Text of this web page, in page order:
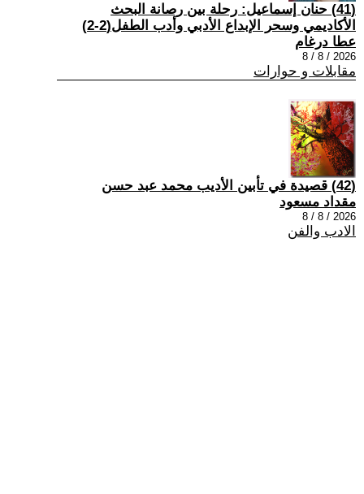
(41) حنان إسماعيل: رحلة بين رصانة البحث
الأكاديمي وسحر الإبداع الأدبي وأدب الطفل(2-2)
عطا درغام
2026 / 8 / 8
مقابلات و حوارات
(42) قصيدة في تأبين الأديب محمد عبد حسن
مقداد مسعود
2026 / 8 / 8
الادب والفن